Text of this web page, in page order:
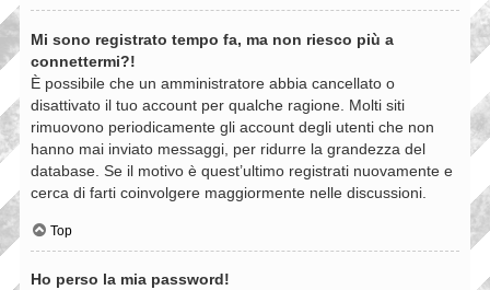
Mi sono registrato tempo fa, ma non riesco più a
connettermi?!
È possibile che un amministratore abbia cancellato o
disattivato il tuo account per qualche ragione. Molti siti
rimuovono periodicamente gli account degli utenti che non
hanno mai inviato messaggi, per ridurre la grandezza del
database. Se il motivo è quest’ultimo registrati nuovamente e
cerca di farti coinvolgere maggiormente nelle discussioni.
Top
Ho perso la mia password!